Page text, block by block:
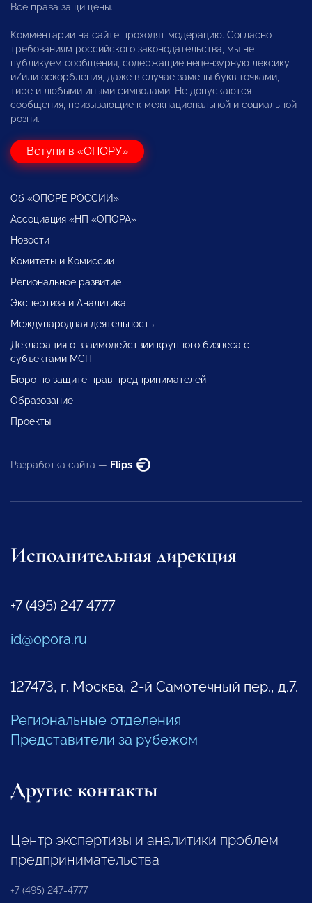
Все права защищены.
Комментарии на сайте проходят модерацию. Согласно
требованиям российского законодательства, мы не
публикуем сообщения, содержащие нецензурную лексику
и/или оскорбления, даже в случае замены букв точками,
тире и любыми иными символами. Не допускаются
сообщения, призывающие к межнациональной и социальной
розни.
Вступи в «ОПОРУ»
Об «ОПОРЕ РОССИИ»
Ассоциация «НП «ОПОРА»
Новости
Комитеты и Комиссии
Региональное развитие
Экспертиза и Аналитика
Международная деятельность
Декларация о взаимодействии крупного бизнеса с
субъектами МСП
Бюро по защите прав предпринимателей
Образование
Проекты
Разработка сайта — Flips
Исполнительная дирекция
+7 (495) 247 4777
id@opora.ru
127473, г. Москва, 2-й Самотечный пер., д.7.
Региональные отделения
Представители за рубежом
Другие контакты
Центр экспертизы и аналитики проблем
предпринимательства
+7 (495) 247-4777